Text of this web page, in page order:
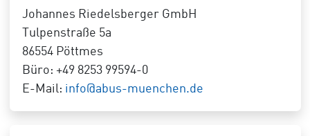
Johannes Riedelsberger GmbH
Tulpenstraße 5a
86554 Pöttmes
Büro: +49 8253 99594-0
E-Mail: info@abus-muenchen.de